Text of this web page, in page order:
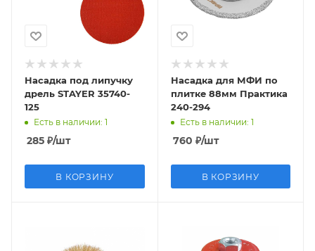
Насадка под липучку
дрель STAYER 35740-
125
Есть в наличии: 1
285 ₽/шт
В КОРЗИНУ
Насадка для МФИ по
плитке 88мм Практика
240-294
Есть в наличии: 1
760 ₽/шт
В КОРЗИНУ